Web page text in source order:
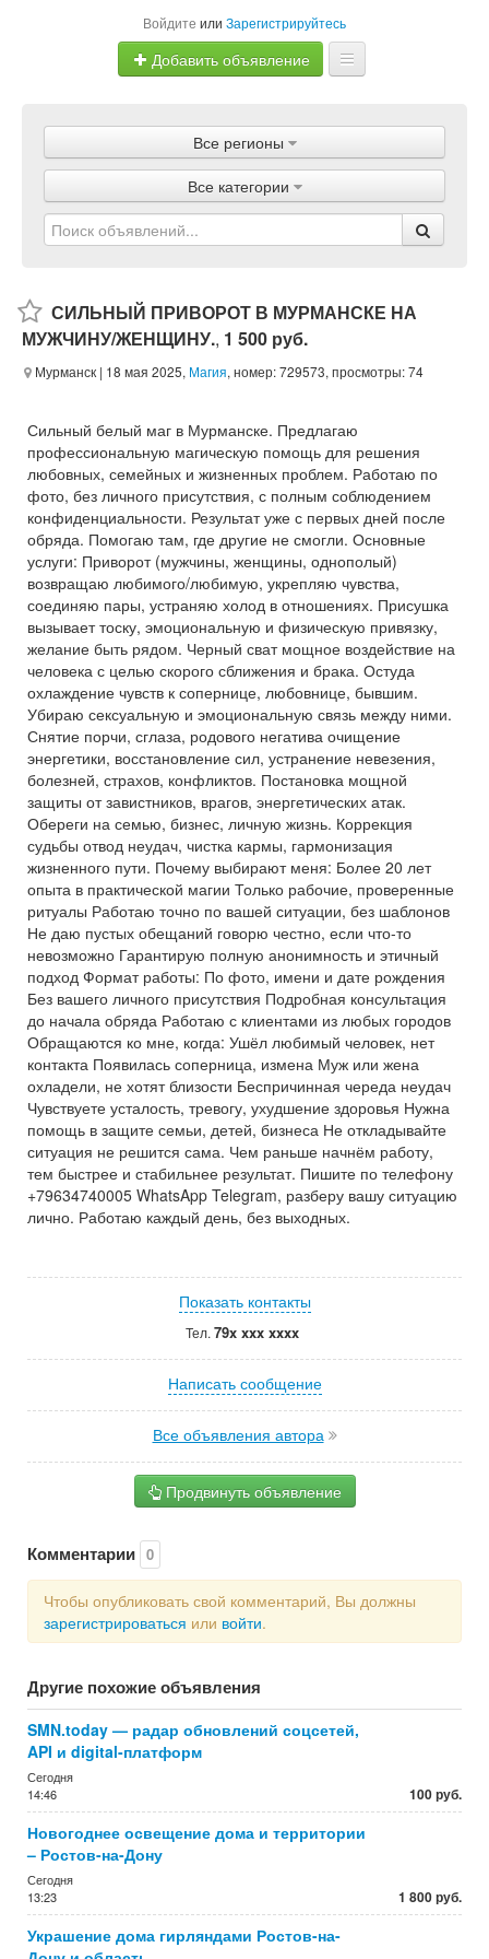
Войдите или Зарегистрируйтесь
Добавить объявление
Объявления
Магазины
Услуги
Все регионы
Все категории
СИЛЬНЫЙ ПРИВОРОТ В МУРМАНСКЕ НА
МУЖЧИНУ/ЖЕНЩИНУ., 1 500 руб.
Мурманск | 18 мая 2025, Магия, номер: 729573, просмотры: 74
Сильный белый маг в Мурманске. Предлагаю
профессиональную магическую помощь для решения
любовных, семейных и жизненных проблем. Работаю по
фото, без личного присутствия, с полным соблюдением
конфиденциальности. Результат уже с первых дней после
обряда. Помогаю там, где другие не смогли. Основные
услуги: Приворот (мужчины, женщины, однополый)
возвращаю любимого/любимую, укрепляю чувства,
соединяю пары, устраняю холод в отношениях. Присушка
вызывает тоску, эмоциональную и физическую привязку,
желание быть рядом. Черный сват мощное воздействие на
человека с целью скорого сближения и брака. Остуда
охлаждение чувств к сопернице, любовнице, бывшим.
Убираю сексуальную и эмоциональную связь между ними.
Снятие порчи, сглаза, родового негатива очищение
энергетики, восстановление сил, устранение невезения,
болезней, страхов, конфликтов. Постановка мощной
защиты от завистников, врагов, энергетических атак.
Обереги на семью, бизнес, личную жизнь. Коррекция
судьбы отвод неудач, чистка кармы, гармонизация
жизненного пути. Почему выбирают меня: Более 20 лет
опыта в практической магии Только рабочие, проверенные
ритуалы Работаю точно по вашей ситуации, без шаблонов
Не даю пустых обещаний говорю честно, если что-то
невозможно Гарантирую полную анонимность и этичный
подход Формат работы: По фото, имени и дате рождения
Без вашего личного присутствия Подробная консультация
до начала обряда Работаю с клиентами из любых городов
Обращаются ко мне, когда: Ушёл любимый человек, нет
контакта Появилась соперница, измена Муж или жена
охладели, не хотят близости Беспричинная череда неудач
Чувствуете усталость, тревогу, ухудшение здоровья Нужна
помощь в защите семьи, детей, бизнеса Не откладывайте
ситуация не решится сама. Чем раньше начнём работу,
тем быстрее и стабильнее результат. Пишите по телефону
+79634740005 WhatsApp Telegram, разберу вашу ситуацию
лично. Работаю каждый день, без выходных.
Показать контакты
Тел. 79x xxx xxxx
Написать сообщение
Все объявления автора
Продвинуть объявление
Комментарии 0
Чтобы опубликовать свой комментарий, Вы должны
зарегистрироваться или войти.
Другие похожие объявления
SMN.today — радар обновлений соцсетей,
API и digital-платформ
Сегодня
14:46
100 руб.
Новогоднее освещение дома и территории
– Ростов-на-Дону
Сегодня
13:23
1 800 руб.
Украшение дома гирляндами Ростов-на-